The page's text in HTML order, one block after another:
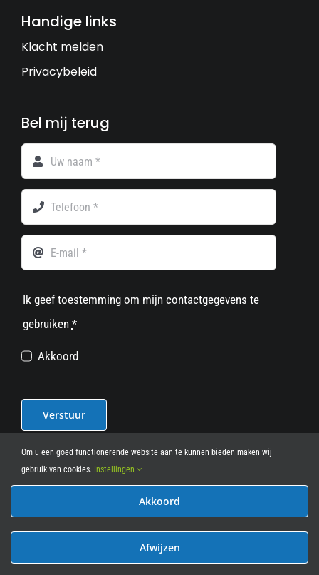
Handige links
Klacht melden
Privacybeleid
Bel mij terug
Ik geef toestemming om mijn contactgegevens te
gebruiken *
Akkoord
Verstuur
© 2012 - 2026• Leasy Bike • All Rights Reserved • powered
Om u een goed functionerende website aan te kunnen bieden maken wij
gebruik van cookies. Instellingen
Akkoord
Afwijzen